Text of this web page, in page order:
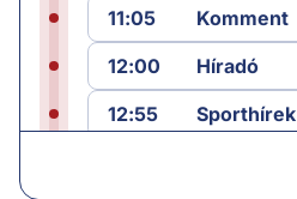
11:05
Komment
12:00
Híradó
12:55
Sporthírek